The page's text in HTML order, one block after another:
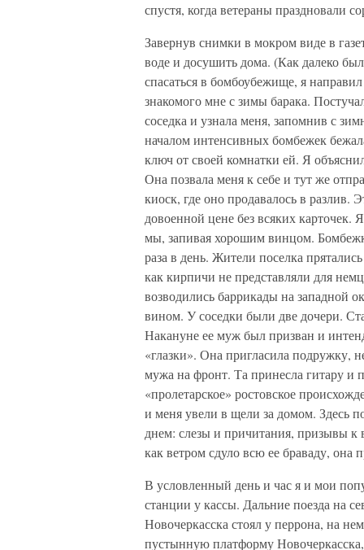
спустя, когда ветераны праздновали
Завернув снимки в мокром виде в
воде и досушить дома. (Как далеко
спасаться в бомбоубежище, я
знакомого мне с зимы барака.
соседка и узнала меня, запомнив с
началом интенсивных бомбежек
ключ от своей комнатки ей. Я
Она позвала меня к себе и тут же
киоск, где оно продавалось в
довоенной цене без всяких
мы, запивая хорошим винцом.
раза в день. Жители поселка
как кирпичи не представляли для
возводились баррикады на западной
вином. У соседки были две дочери.
Накануне ее муж был призван и
«глазки». Она пригласила
мужа на фронт. Та принесла гитару и
«пролетарское» ростовское
и меня увели в щели за домом. Здесь
днем: слезы и причитания, призывы
как ветром сдуло всю ее браваду,
В условленный день и час я и мои
станции у кассы. Дальние поезда на
Новочеркасска стоял у перрона, на
пустынную платформу